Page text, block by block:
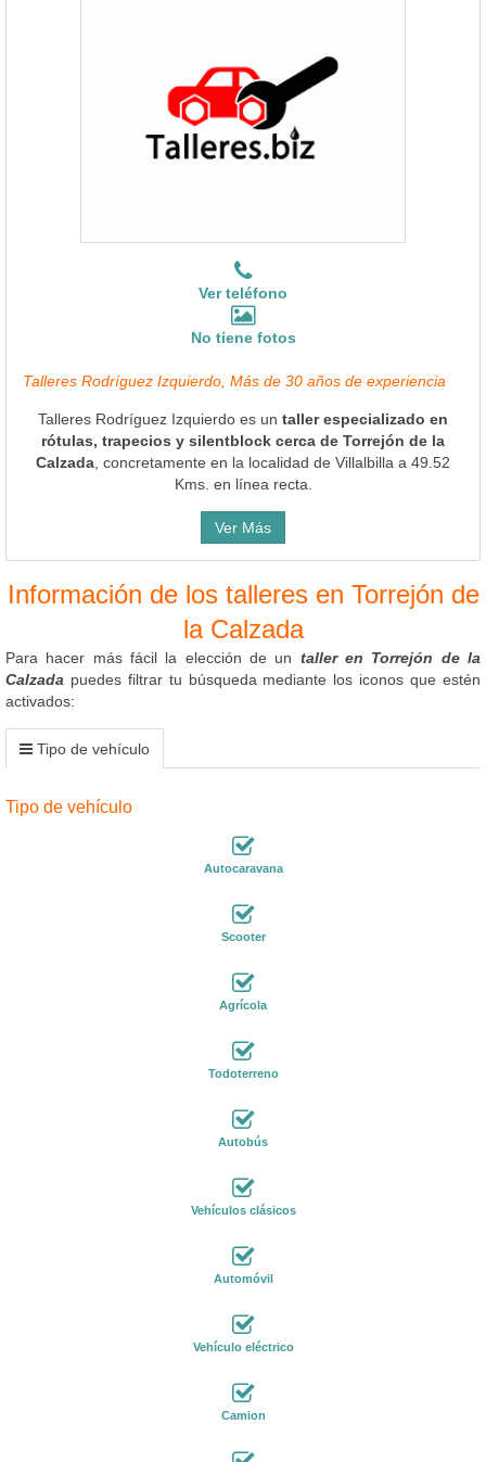
Ver teléfono
No tiene fotos
Talleres Rodríguez Izquierdo, Más de 30 años de experiencia
Talleres Rodríguez Izquierdo es un taller especializado en
rótulas, trapecios y silentblock cerca de Torrejón de la
Calzada , concretamente en la localidad de Villalbilla a 49.52
Kms. en línea recta.
Ver Más
Información de los talleres en Torrejón de
la Calzada
Para hacer más fácil la elección de un taller en Torrejón de la
Calzada puedes filtrar tu búsqueda mediante los iconos que estén
activados:
Tipo de vehículo
Tipo de vehículo
Autocaravana
Scooter
Agrícola
Todoterreno
Autobús
Vehículos clásicos
Automóvil
Vehículo eléctrico
Camion